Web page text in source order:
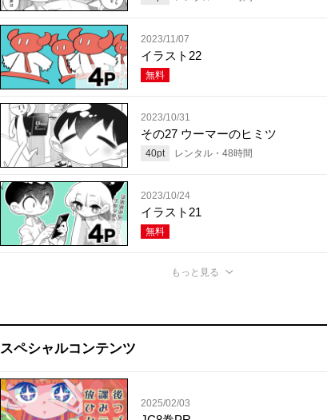
2023/11/07
イラスト22
無料
2023/10/31
その27 ウーマーのヒミツ
40pt レンタル・ 48時間
2023/10/24
イラスト21
無料
もっと見る
スペシャルコンテンツ
2025/02/03